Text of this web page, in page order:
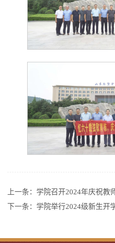
上一条： 学院召开2024年庆祝教
下一条： 学院举行2024级新生开